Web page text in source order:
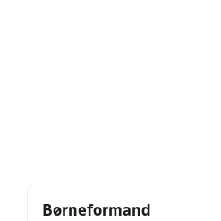
Børneformand